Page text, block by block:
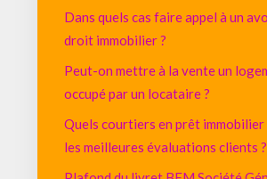
Dans quels cas faire appel à un
droit immobilier ?
Peut-on mettre à la vente un
occupé par un locataire ?
Quels courtiers en prêt
les meilleures évaluations clients ?